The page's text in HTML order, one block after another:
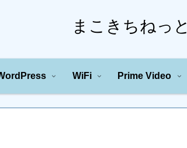
まこきちねっと
WiFi Prime Video